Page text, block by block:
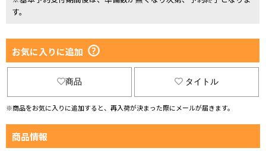
す。
お気に入りに追加
商品 タイトル
※商品をお気に入りに追加すると、再入荷が決まった際にメールが届きます。
商品情報